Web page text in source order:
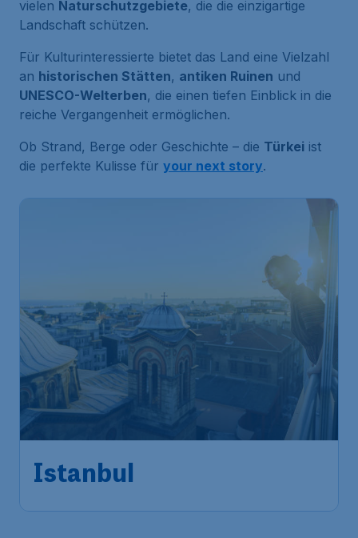
vielen Naturschutzgebiete, die die einzigartige
Landschaft schützen.
Für Kulturinteressierte bietet das Land eine Vielzahl
an historischen Stätten, antiken Ruinen und
UNESCO-Welterben, die einen tiefen Einblick in die
reiche Vergangenheit ermöglichen.
Ob Strand, Berge oder Geschichte – die Türkei ist
die perfekte Kulisse für your next story.
Istanbul €
152*
Istanbul, Flughafen Istanbul
25 Sept.